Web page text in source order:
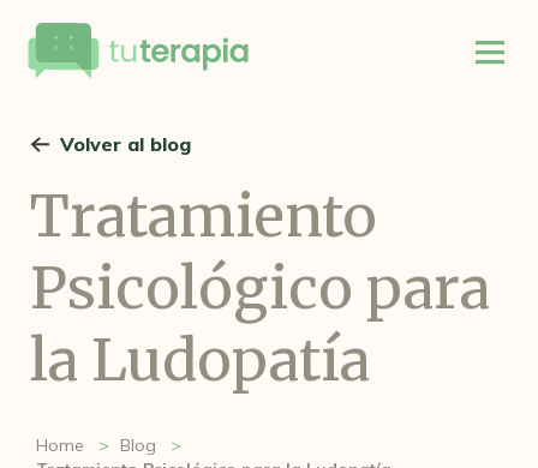
Volver al blog
Tratamiento
Psicológico para
la Ludopatía
Home
Blog